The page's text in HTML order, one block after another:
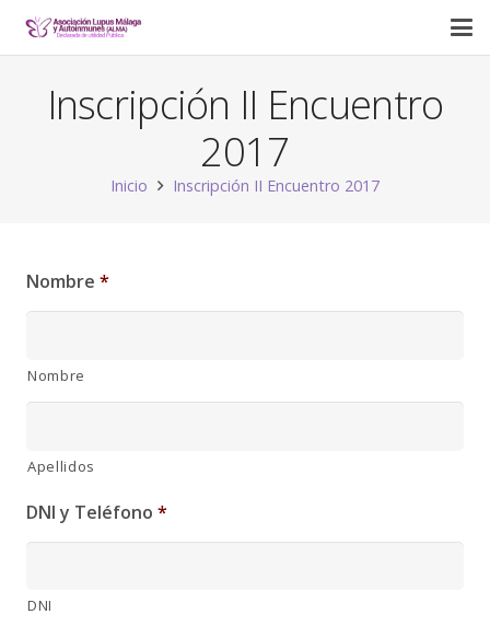
Inscripción II Encuentro
2017
Inicio Inscripción II Encuentro 2017
Nombre *
Nombre
Apellidos
DNI y Teléfono *
DNI